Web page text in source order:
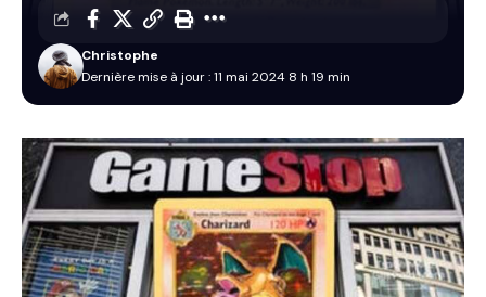
Dernière mise à jour : 11 mai 2024 8 h 19 min
Christophe